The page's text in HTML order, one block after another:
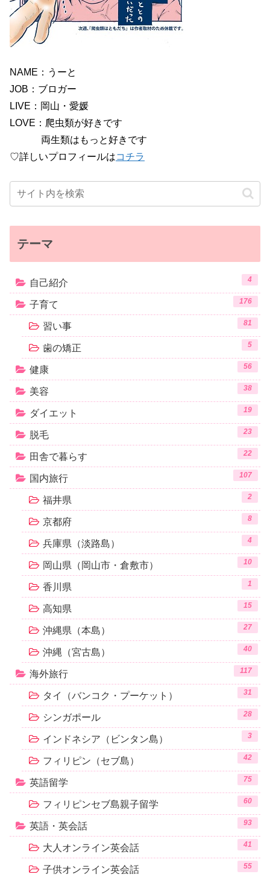
NAME：うーと
JOB：ブロガー
LIVE：岡山・愛媛
LOVE：爬虫類が好きです
両生類はもっと好きです
♡詳しいプロフィールはコチラ
テーマ
自己紹介 4
子育て 176
習い事 81
歯の矯正 5
健康 56
美容 38
ダイエット 19
脱毛 23
田舎で暮らす 22
国内旅行 107
福井県 2
京都府 8
兵庫県（淡路島） 4
岡山県（岡山市・倉敷市） 10
香川県 1
高知県 15
沖縄県（本島） 27
沖縄（宮古島） 40
海外旅行 117
タイ（バンコク・プーケット） 31
シンガポール 28
インドネシア（ビンタン島） 3
フィリピン（セブ島） 42
英語留学 75
フィリピンセブ島親子留学 60
英語・英会話 93
大人オンライン英会話 41
子供オンライン英会話 55